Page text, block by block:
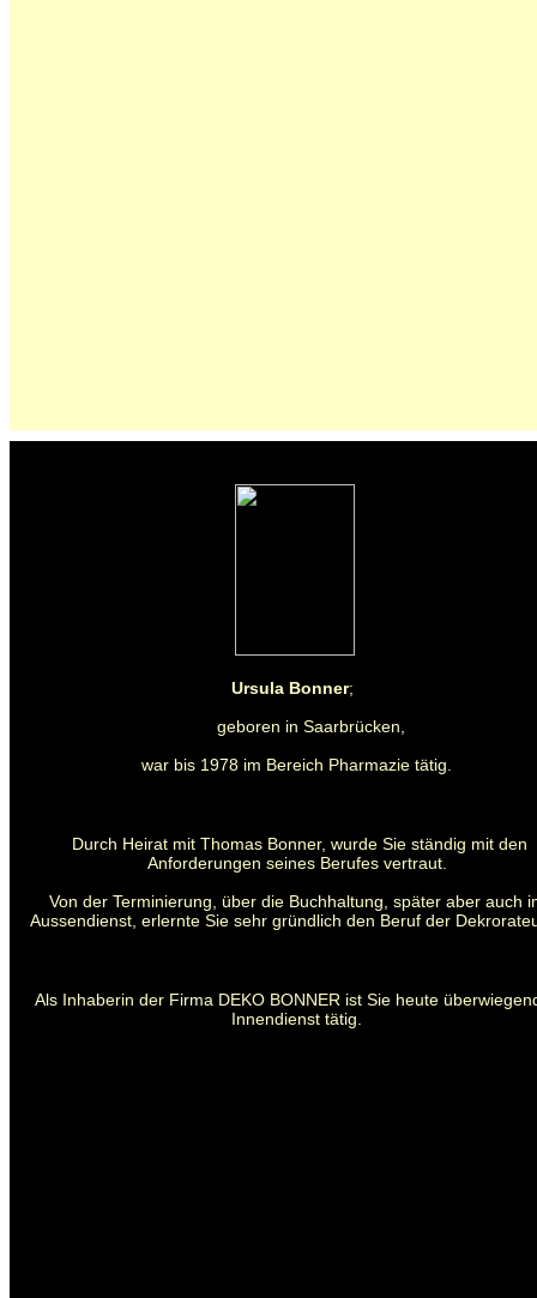
Ursula Bonner;
geboren in Saarbrücken,
war bis 1978 im Bereich Pharmazie tätig.
Durch Heirat mit Thomas Bonner, wurde Sie ständig mit den
Anforderungen seines Berufes vertraut.
Von der Terminierung, über die Buchhaltung, später aber auch
Aussendienst, erlernte Sie sehr gründlich den Beruf der
Als Inhaberin der Firma DEKO BONNER ist Sie heute
Innendienst tätig.